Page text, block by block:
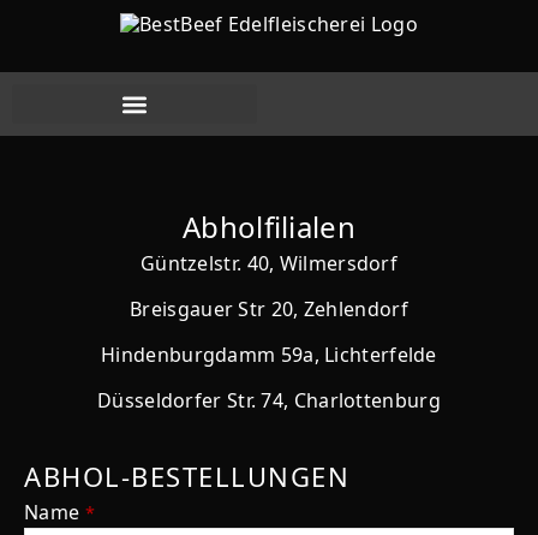
Abholfilialen
Güntzelstr. 40, Wilmersdorf
Breisgauer Str 20, Zehlendorf
Hindenburgdamm 59a, Lichterfelde
Düsseldorfer Str. 74, Charlottenburg
ABHOL-BESTELLUNGEN
Name *